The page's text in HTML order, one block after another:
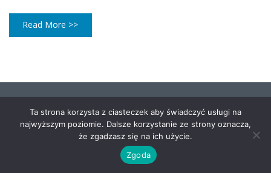
Read More >>
Ta strona korzysta z ciasteczek aby świadczyć usługi na
najwyższym poziomie. Dalsze korzystanie ze strony oznacza,
że zgadzasz się na ich użycie.
Zgoda